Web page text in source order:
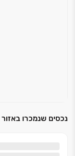
נכסים שנמכרו באזור